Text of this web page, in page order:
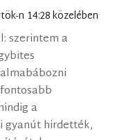
n 14:28 közelében
szerintem a
a
gyanút hirdették,